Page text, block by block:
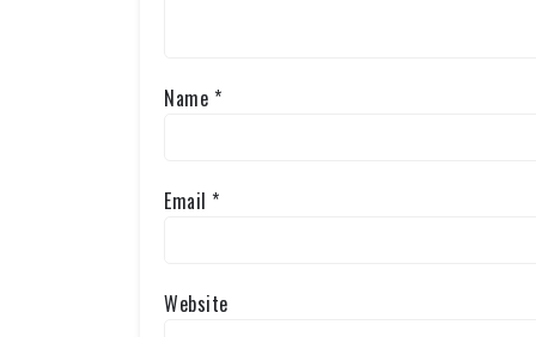
Name *
Email *
Website